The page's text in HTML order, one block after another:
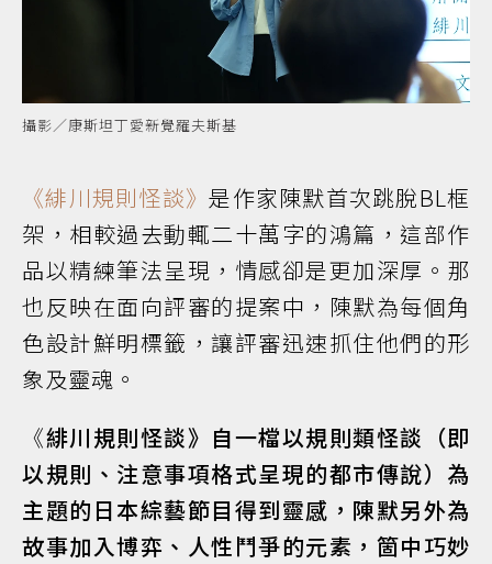
攝影／康斯坦丁愛新覺羅夫斯基
《緋川規則怪談》是作家陳默首次跳脫BL框
架，相較過去動輒二十萬字的鴻篇，這部作
品以精練筆法呈現，情感卻是更加深厚。那
也反映在面向評審的提案中，陳默為每個角
色設計鮮明標籤，讓評審迅速抓住他們的形
象及靈魂。
《緋川規則怪談》自一檔以規則類怪談（即
以規則、注意事項格式呈現的都市傳說）為
主題的日本綜藝節目得到靈感，陳默另外為
故事加入博弈、人性鬥爭的元素，箇中巧妙